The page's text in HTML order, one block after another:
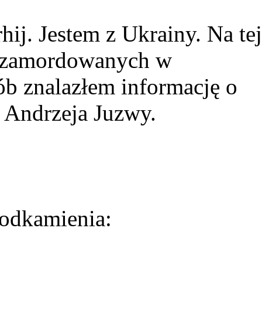
Jestem z Ukrainy. Na tej
w
znalazłem informację o
Juzwy.